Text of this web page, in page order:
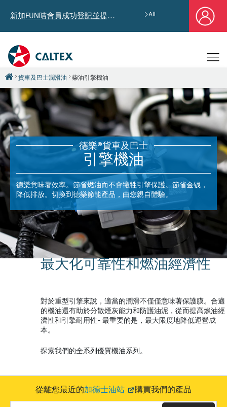
新加FUN咭會員成功登記並提供郵寄地址，即享獨家迎新汽油優惠券禮總值HK$4,640! All
貨車及巴士潤滑油 柴油引擎機油
德樂®貨車及巴士
引擎機油
德樂意味著效率。節省燃油而不會犧牲引擎保護。節省金钱，
降低排放。切換到德樂節能產品，由您親自體驗。
最大化可靠性和燃油經濟性
對於重型引擎來說，適當的潤滑不僅僅意味著保護膜。合適
的機油還有助於分散煙灰能力和防護油泥，從而提高燃油經
濟性和引擎耐用性- 最重要的是，最大限度地降低運營成
本。
探索我們的全系列優質機油系列。
從離您最近的加德士油站 購買我們的產品